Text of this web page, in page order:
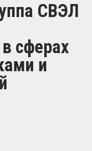
СВЭЛ
сферах
и